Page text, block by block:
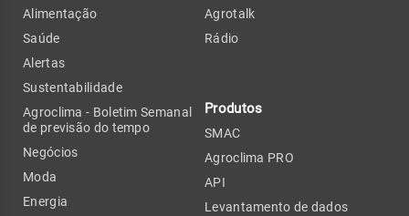
Alimentação
Saúde
Alertas
Sustentabilidade
Agroclima - Boletim Semanal
de previsão do tempo
Negócios
Moda
Energia
Agrotalk
Rádio
Produtos
SMAC
Agroclima PRO
API
Levantamento de dados